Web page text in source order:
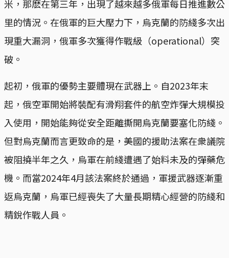
米，那麽在第三年，出現了越來越多俄軍每日推進數公
里的情況。在俄軍的巨大壓力下，烏克蘭的防綫多次出
現重大漏洞，俄軍多次獲得作戰級（operational）突
破。
起初，俄軍的優勢主要體現在武器上。自2023年末
起，俄空軍開始將裝配有滑翔套件的航空炸彈大規模投
入使用，開始能夠從安全距離撕開烏克蘭要塞化防綫。
但對烏克蘭而言更致命的是，美國的援助法案在衆議院
被阻撓半年之久，烏軍在前綫遭遇了始料未及的彈藥危
機。而當2024年4月該法案終於通過，軍援武器逐漸重
返烏克蘭，烏軍已經喪失了大量長期精心經營的防綫和
精銳作戰人員。